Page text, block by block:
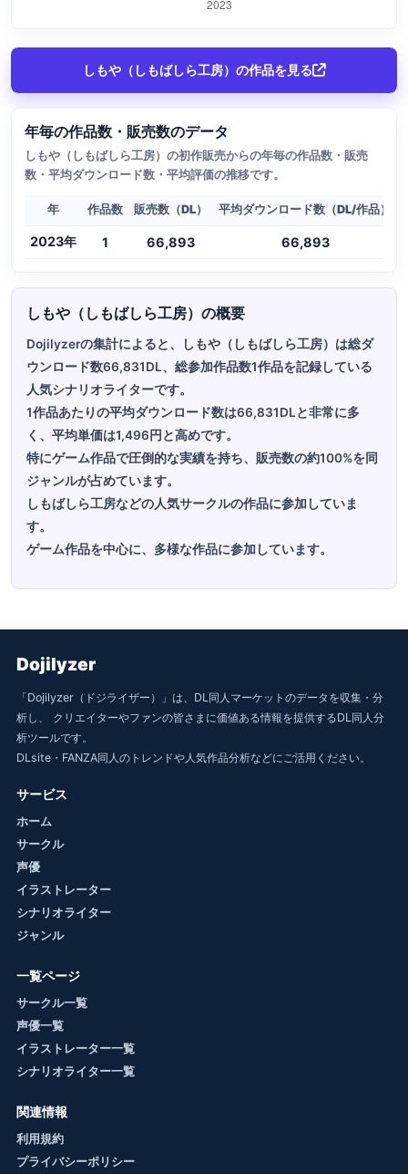
しもや（しもばしら工房）の作品を見る
年毎の作品数・販売数のデータ
しもや（しもばしら工房）の初作販売からの年毎の作品数・販売
数・平均ダウンロード数・平均評価の推移です。
年 作品数 販売数（DL） 平均ダウンロード数（DL/作品）
2023年 1 66,893 66,893
しもや（しもばしら工房）の概要
Dojilyzerの集計によると、しもや（しもばしら工房）は総ダ
ウンロード数66,831DL、総参加作品数1作品を記録している
人気シナリオライターです。
1作品あたりの平均ダウンロード数は66,831DLと非常に多
く、平均単価は1,496円と高めです。
特にゲーム作品で圧倒的な実績を持ち、販売数の約100%を同
ジャンルが占めています。
しもばしら工房などの人気サークルの作品に参加していま
す。
ゲーム作品を中心に、多様な作品に参加しています。
Dojilyzer
「Dojilyzer（ドジライザー）」は、DL同人マーケットのデータを収集・分
析し、 クリエイターやファンの皆さまに価値ある情報を提供するDL同人分
析ツールです。
DLsite・FANZA同人のトレンドや人気作品分析などにご活用ください。
サービス
ホーム
サークル
声優
イラストレーター
シナリオライター
ジャンル
一覧ページ
サークル一覧
声優一覧
イラストレーター一覧
シナリオライター一覧
関連情報
利用規約
プライバシーポリシー